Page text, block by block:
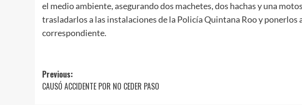
el medio ambiente, asegurando dos machetes, dos hachas y una
trasladarlos a las instalaciones de la Policía Quintana Roo y ponerlos
correspondiente.
Post
navigation
Previous:
CAUSÓ ACCIDENTE POR NO CEDER PASO